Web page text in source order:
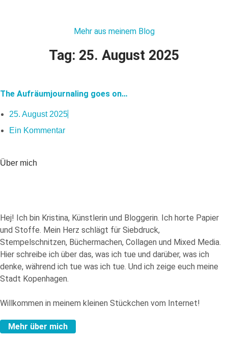
Mehr aus meinem Blog
Tag: 25. August 2025
The Aufräumjournaling goes on…
25. August 2025
Ein Kommentar
Über mich
Hej! Ich bin Kristina, Künstlerin und Bloggerin. Ich horte Papier
und Stoffe. Mein Herz schlägt für Siebdruck,
Stempelschnitzen, Büchermachen, Collagen und Mixed Media.
Hier schreibe ich über das, was ich tue und darüber, was ich
denke, während ich tue was ich tue. Und ich zeige euch meine
Stadt Kopenhagen.
Willkommen in meinem kleinen Stückchen vom Internet!
Mehr über mich